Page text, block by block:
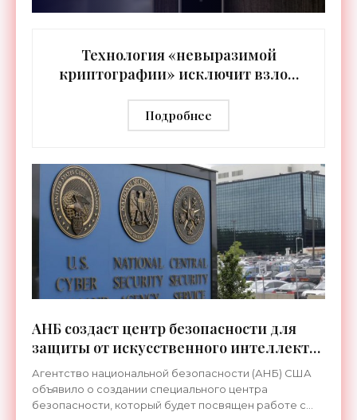
Технология «невыразимой
криптографии» исключит взлом
«Технологии»
Подробнее
АНБ создаст центр безопасности для
защиты от искусственного интеллекта
- «Технологии»
Агентство национальной безопасности (АНБ) США
объявило о создании специального центра
безопасности, который будет посвящен работе с